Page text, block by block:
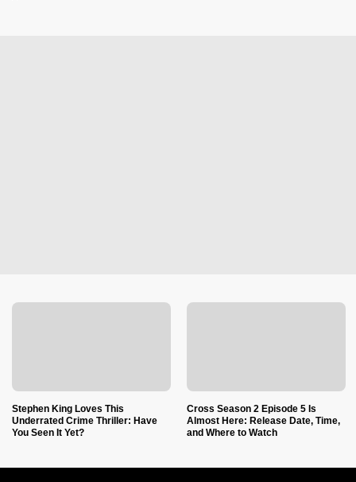
Stephen King Loves This
Underrated Crime Thriller: Have
You Seen It Yet?
Cross Season 2 Episode 5 Is
Almost Here: Release Date, Time,
and Where to Watch